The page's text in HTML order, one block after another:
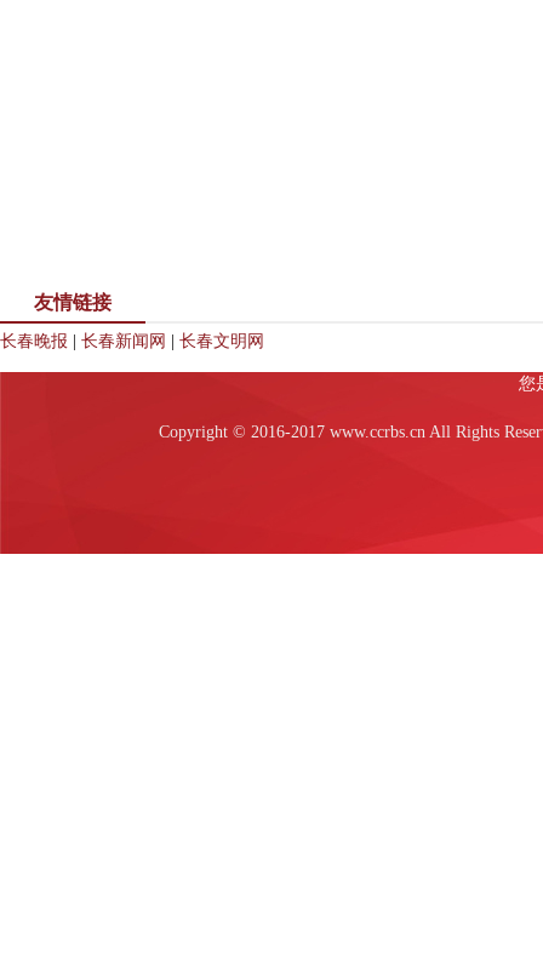
友情链接
长春晚报 长春新闻网 长春文明网
Copyright © 2016-2017 www.ccrbs.cn All